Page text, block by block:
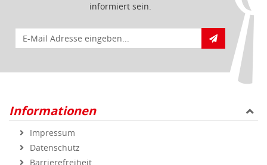
informiert sein.
E-Mail für Newsletteranmeldung
Informationen
Impressum
Datenschutz
Barrierefreiheit